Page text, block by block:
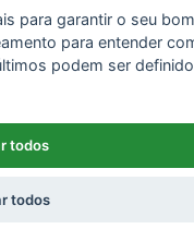
para garantir o seu
para entender
podem ser
todos
todos